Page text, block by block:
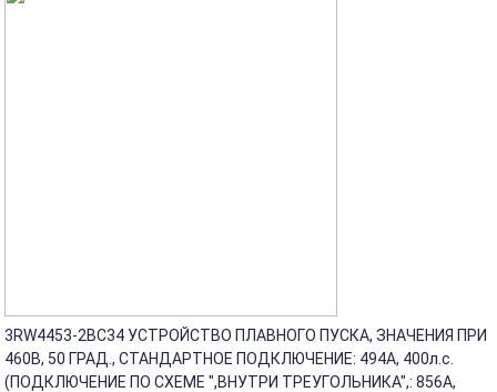
3RW4453-2BC34 УСТРОЙСТВО ПЛАВНОГО ПУСКА, ЗНАЧЕНИЯ ПРИ
460В, 50 ГРАД., СТАНДАРТНОЕ ПОДКЛЮЧЕНИЕ: 494A, 400л.с.
(ПОДКЛЮЧЕНИЕ ПО СХЕМЕ ",ВНУТРИ ТРЕУГОЛЬНИКА",: 856A,